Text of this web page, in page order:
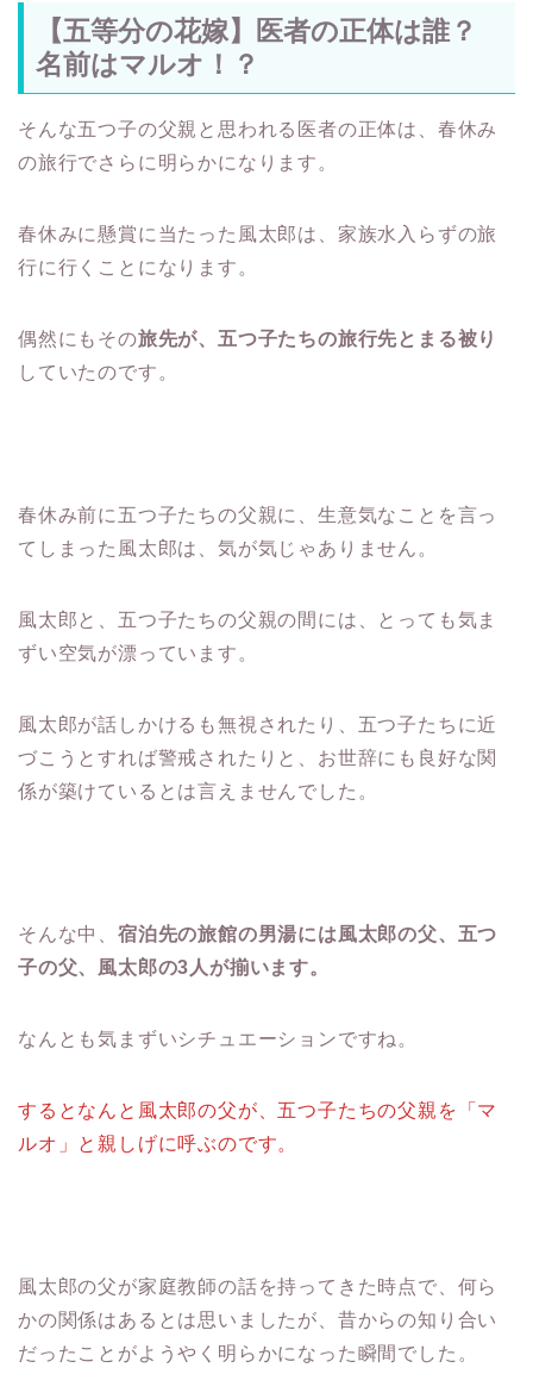
【五等分の花嫁】医者の正体は誰？
名前はマルオ！？
そんな五つ子の父親と思われる医者の正体は、春休み
の旅行でさらに明らかになります。
春休みに懸賞に当たった風太郎は、家族水入らずの旅
行に行くことになります。
偶然にもその旅先が、五つ子たちの旅行先とまる被り
していたのです。
春休み前に五つ子たちの父親に、生意気なことを言っ
てしまった風太郎は、気が気じゃありません。
風太郎と、五つ子たちの父親の間には、とっても気ま
ずい空気が漂っています。
風太郎が話しかけるも無視されたり、五つ子たちに近
づこうとすれば警戒されたりと、お世辞にも良好な関
係が築けているとは言えませんでした。
そんな中、 宿泊先の旅館の男湯には風太郎の父、五つ
子の父、風太郎の3人が揃います。
なんとも気まずいシチュエーションですね。
するとなんと風太郎の父が、五つ子たちの父親を「マ
ルオ」と親しげに呼ぶのです。
風太郎の父が家庭教師の話を持ってきた時点で、何ら
かの関係はあるとは思いましたが、昔からの知り合い
だったことがようやく明らかになった瞬間でした。